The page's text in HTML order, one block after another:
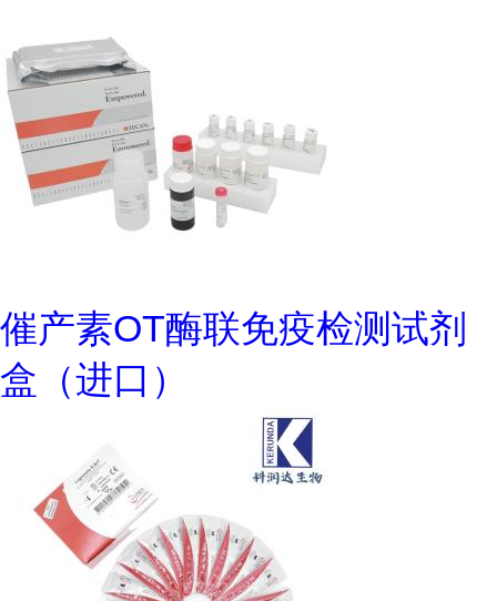
催产素OT酶联免疫检测试剂
盒（进口）